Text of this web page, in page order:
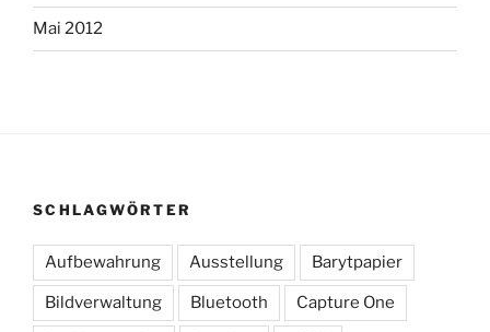
Mai 2012
SCHLAGWÖRTER
Aufbewahrung Ausstellung Barytpapier
Bildverwaltung Bluetooth Capture One